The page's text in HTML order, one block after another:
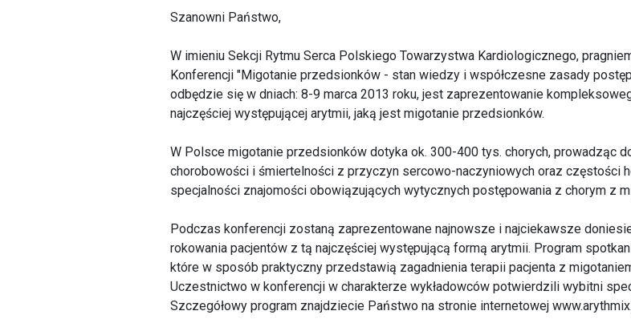
Szanowni Państwo,
W imieniu Sekcji Rytmu Serca Polskiego Towarzystwa Kardiologicznego,
Konferencji "Migotanie przedsionków - stan wiedzy i współczesne zasady
odbędzie się w dniach: 8-9 marca 2013 roku, jest zaprezentowanie
najczęściej występującej arytmii, jaką jest migotanie przedsionków.
W Polsce migotanie przedsionków dotyka ok. 300-400 tys. chorych, prowadząc
chorobowości i śmiertelności z przyczyn sercowo-naczyniowych oraz częstości
specjalności znajomości obowiązujących wytycznych postępowania z chorym z
Podczas konferencji zostaną zaprezentowane najnowsze i najciekawsze
rokowania pacjentów z tą najczęściej występującą formą arytmii. Program
które w sposób praktyczny przedstawią zagadnienia terapii pacjenta z
Uczestnictwo w konferencji w charakterze wykładowców potwierdzili wybitni
Szczegółowy program znajdziecie Państwo na stronie internetowej